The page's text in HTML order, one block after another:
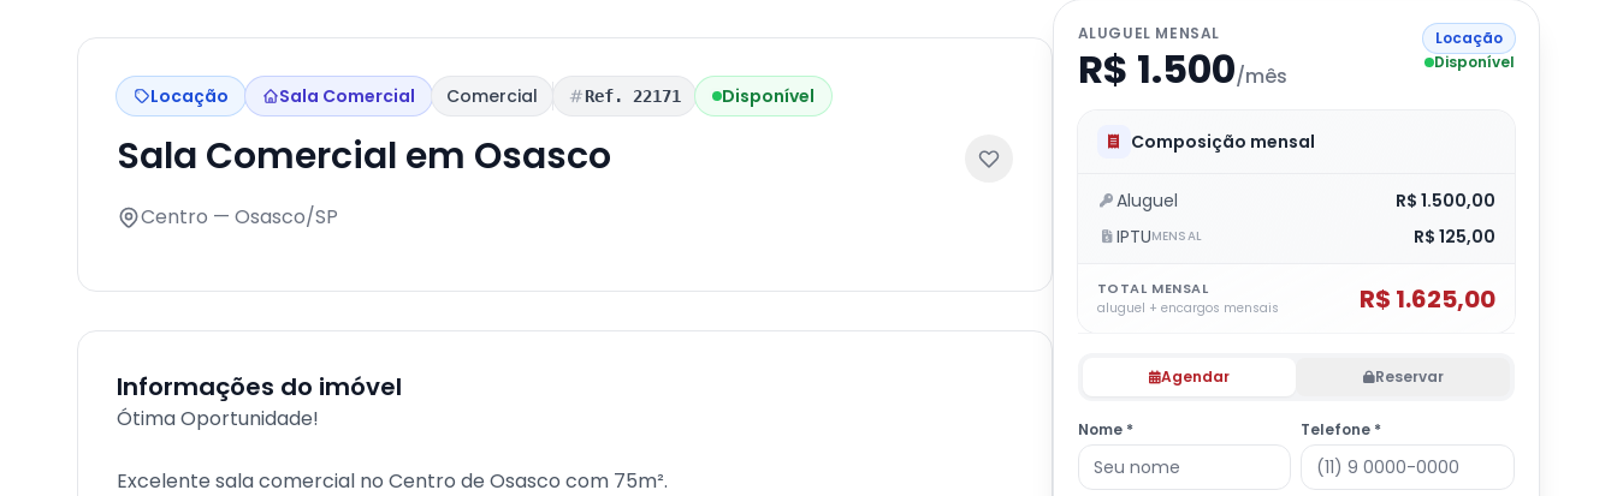
Locação Sala Comercial Comercial Ref. 22171 Disponível
Sala Comercial em Osasco
Centro — Osasco/SP
Informações do imóvel
Ótima Oportunidade!
Excelente sala comercial no Centro de Osasco com 75m².
ALUGUEL MENSAL
R$ 1.500/mês
Locação
Disponível
Composição mensal
Aluguel
R$ 1.500,00
IPTUMENSAL R$ 125,00
TOTAL MENSAL
aluguel + encargos mensais R$ 1.625,00
Agendar Reservar
Nome * Telefone *